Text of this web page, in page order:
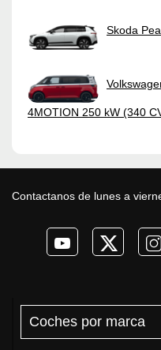
Skoda
4MOTION 250 kW (340
Contactanos de lunes a
Coches por marca